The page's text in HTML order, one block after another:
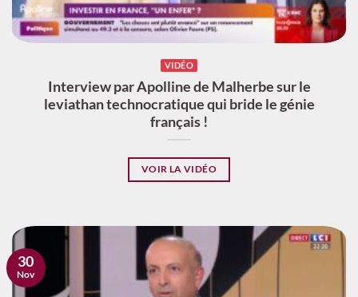
VIDÉO
Interview par Apolline de Malherbe sur le
leviathan technocratique qui bride le génie
français !
VOIR LA VIDÉO
30
Nov